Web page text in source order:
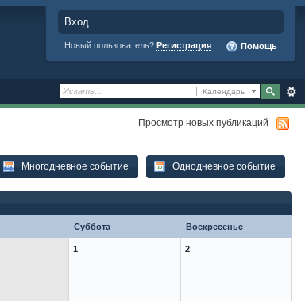
Вход
Новый пользователь? Регистрация Помощь
Календарь
Просмотр новых публикаций
Однодневное событие
Многодневное событие
Суббота Воскресенье
1 2